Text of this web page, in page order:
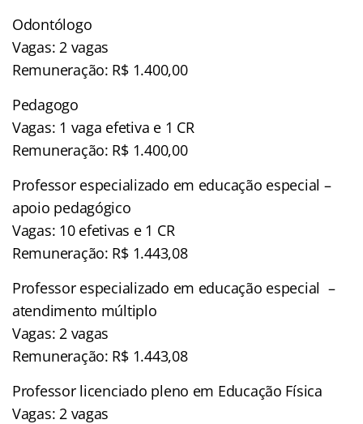
Odontólogo
Vagas: 2 vagas
Remuneração: R$ 1.400,00
Pedagogo
Vagas: 1 vaga efetiva e 1 CR
Remuneração: R$ 1.400,00
Professor especializado em educação especial –
apoio pedagógico
Vagas: 10 efetivas e 1 CR
Remuneração: R$ 1.443,08
Professor especializado em educação especial –
atendimento múltiplo
Vagas: 2 vagas
Remuneração: R$ 1.443,08
Professor licenciado pleno em Educação Física
Vagas: 2 vagas